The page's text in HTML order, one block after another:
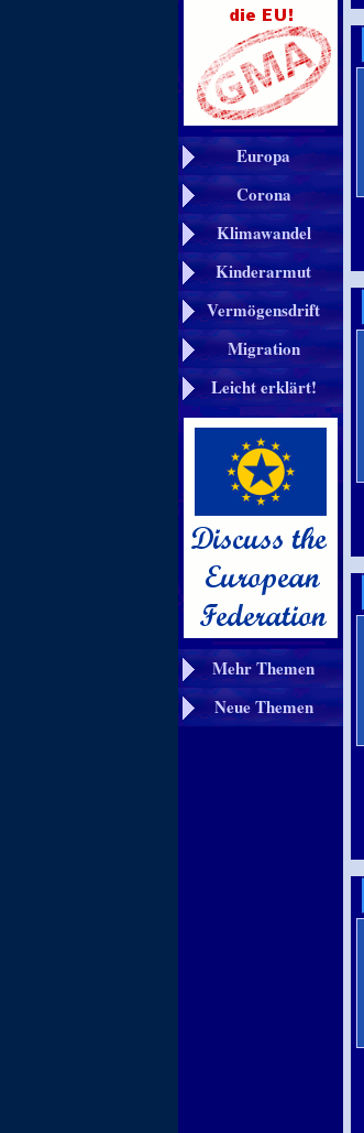
Europa
Corona
Klimawandel
Kinderarmut
Vermögensdrift
Migration
Leicht erklärt!
Mehr Themen
Neue Themen